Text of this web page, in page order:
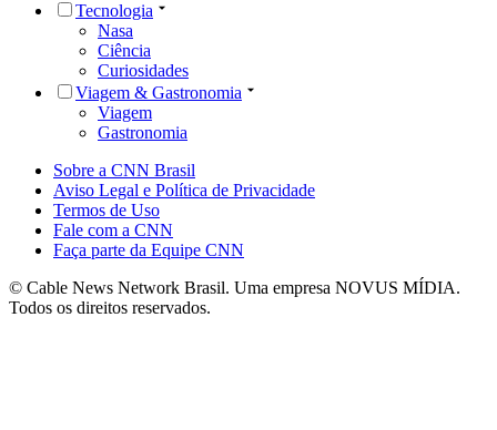
Tecnologia
Nasa
Ciência
Curiosidades
Viagem & Gastronomia
Viagem
Gastronomia
Sobre a CNN Brasil
Aviso Legal e Política de Privacidade
Termos de Uso
Fale com a CNN
Faça parte da Equipe CNN
© Cable News Network Brasil. Uma empresa NOVUS MÍDIA.
Todos os direitos reservados.